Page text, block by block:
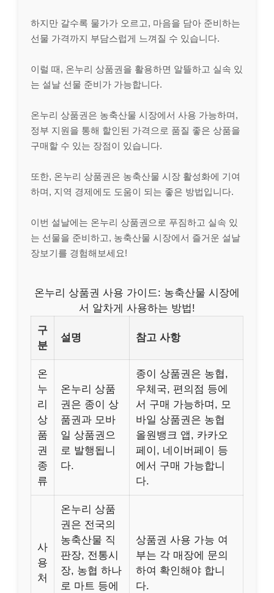
하지만 갈수록 물가가 오르고, 마음을 담아 준비하는
선물 가격까지 부담스럽게 느껴질 수 있습니다.
이럴 때, 온누리 상품권을 활용하면 알뜰하고 실속 있
는 설날 선물 준비가 가능합니다.
온누리 상품권은 농축산물 시장에서 사용 가능하며,
정부 지원을 통해 할인된 가격으로 품질 좋은 상품을
구매할 수 있는 장점이 있습니다.
또한, 온누리 상품권은 농축산물 시장 활성화에 기여
하며, 지역 경제에도 도움이 되는 좋은 방법입니다.
이번 설날에는 온누리 상품권으로 푸짐하고 실속 있
는 선물을 준비하고, 농축산물 시장에서 즐거운 설날
장보기를 경험해보세요!
온누리 상품권 사용 가이드: 농축산물 시장에
서 알차게 사용하는 방법!
구
분
설명 참고 사항
온
누
리
상
품
권
종
류
온누리 상품
권은 종이 상
품권과 모바
일 상품권으
로 발행됩니
다.
종이 상품권은 농협,
우체국, 편의점 등에
서 구매 가능하며, 모
바일 상품권은 농협
올원뱅크 앱, 카카오
페이, 네이버페이 등
에서 구매 가능합니
다.
사
용
처
온누리 상품
권은 전국의
농축산물 직
판장, 전통시
장, 농협 하나
로 마트 등에
상품권 사용 가능 여
부는 각 매장에 문의
하여 확인해야 합니
다.